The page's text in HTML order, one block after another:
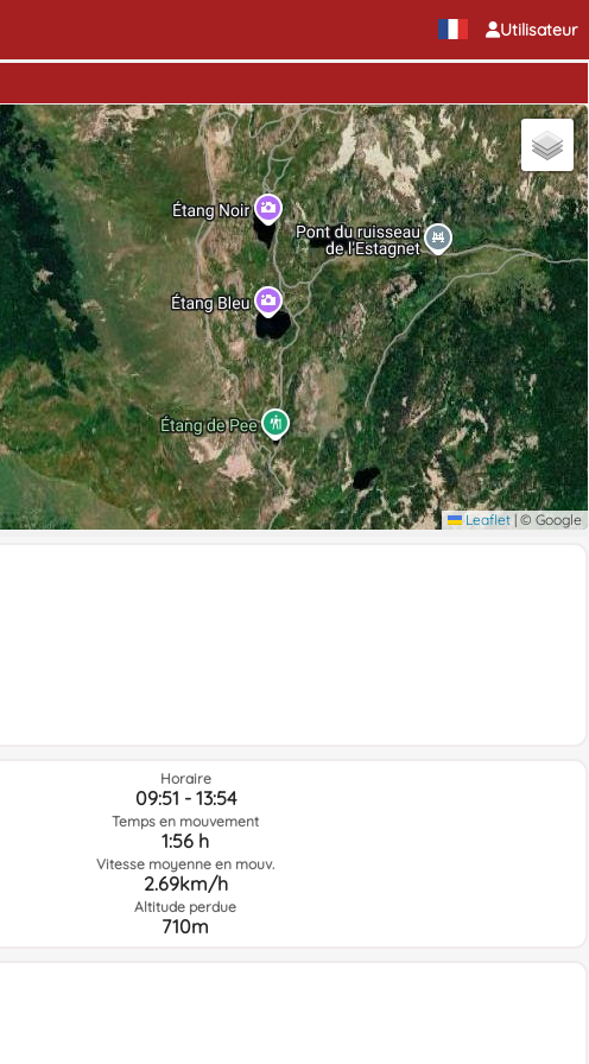
Utilisateur
Leaflet | © Google
Horaire
09:51 - 13:54
Temps en mouvement
1:56 h
Vitesse moyenne en mouv.
2.69km/h
Altitude perdue
710m